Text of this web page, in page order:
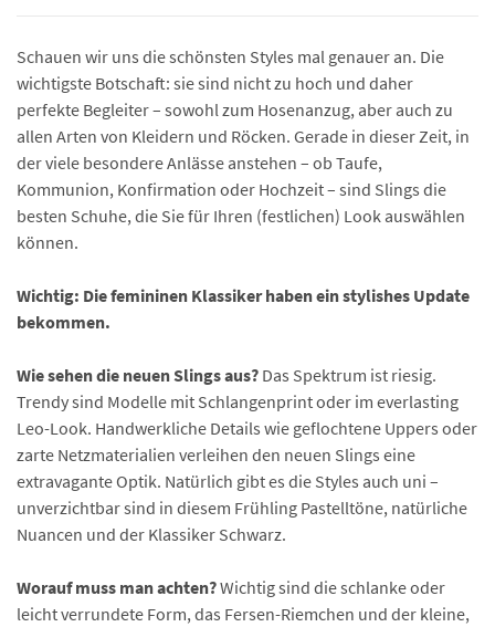
Schauen wir uns die schönsten Styles mal genauer an. Die
wichtigste Botschaft: sie sind nicht zu hoch und daher
perfekte Begleiter – sowohl zum Hosenanzug, aber auch zu
allen Arten von Kleidern und Röcken. Gerade in dieser Zeit, in
der viele besondere Anlässe anstehen – ob Taufe,
Kommunion, Konfirmation oder Hochzeit – sind Slings die
besten Schuhe, die Sie für Ihren (festlichen) Look auswählen
können.
Wichtig: Die femininen Klassiker haben ein stylishes Update
bekommen.
Wie sehen die neuen Slings aus? Das Spektrum ist riesig.
Trendy sind Modelle mit Schlangenprint oder im everlasting
Leo-Look. Handwerkliche Details wie geflochtene Uppers oder
zarte Netzmaterialien verleihen den neuen Slings eine
extravagante Optik. Natürlich gibt es die Styles auch uni –
unverzichtbar sind in diesem Frühling Pastelltöne, natürliche
Nuancen und der Klassiker Schwarz.
Worauf muss man achten?Wichtig sind die schlanke oder
leicht verrundete Form, das Fersen-Riemchen und der kleine,